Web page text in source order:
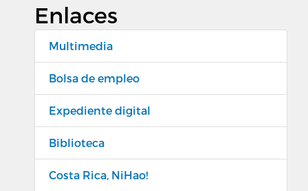
Enlaces
Multimedia
Bolsa de empleo
Expediente digital
Biblioteca
Costa Rica, NiHao!